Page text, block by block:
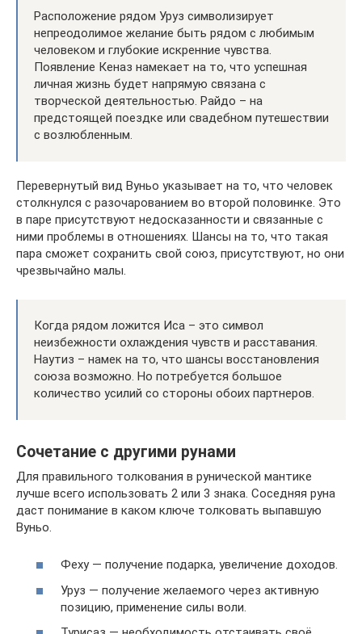
Расположение рядом Уруз символизирует
непреодолимое желание быть рядом с любимым
человеком и глубокие искренние чувства.
Появление Кеназ намекает на то, что успешная
личная жизнь будет напрямую связана с
творческой деятельностью. Райдо – на
предстоящей поездке или свадебном путешествии
с возлюбленным.
Перевернутый вид Вуньо указывает на то, что человек
столкнулся с разочарованием во второй половинке. Это
в паре присутствуют недосказанности и связанные с
ними проблемы в отношениях. Шансы на то, что такая
пара сможет сохранить свой союз, присутствуют, но они
чрезвычайно малы.
Когда рядом ложится Иса – это символ
неизбежности охлаждения чувств и расставания.
Наутиз – намек на то, что шансы восстановления
союза возможно. Но потребуется большое
количество усилий со стороны обоих партнеров.
Сочетание с другими рунами
Для правильного толкования в рунической мантике
лучше всего использовать 2 или 3 знака. Соседняя руна
даст понимание в каком ключе толковать выпавшую
Вуньо.
Феху — получение подарка, увеличение доходов.
Уруз — получение желаемого через активную
позицию, применение силы воли.